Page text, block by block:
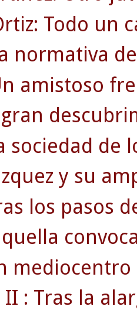
Todo un
normativa
amistoso
sociedad de
y su
los pasos
II : Tras la